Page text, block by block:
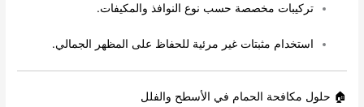
تركيبات مخصصة حسب نوع النوافذ والمكيفات.
استخدام مثبتات غير مرئية للحفاظ على المظهر الجمالي.
🏠 حلول مكافحة الحمام في الأسطح والفلل